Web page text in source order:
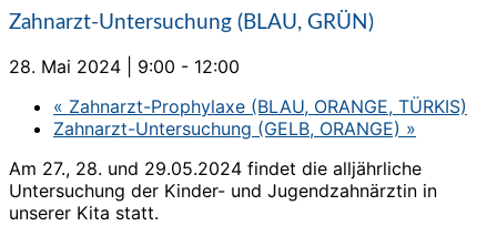
Zahnarzt-Untersuchung (BLAU, GRÜN)
28. Mai 2024 | 9:00 - 12:00
« Zahnarzt-Prophylaxe (BLAU, ORANGE, TÜRKIS)
Zahnarzt-Untersuchung (GELB, ORANGE) »
Am 27., 28. und 29.05.2024 findet die alljährliche
Untersuchung der Kinder- und Jugendzahnärztin in
unserer Kita statt.